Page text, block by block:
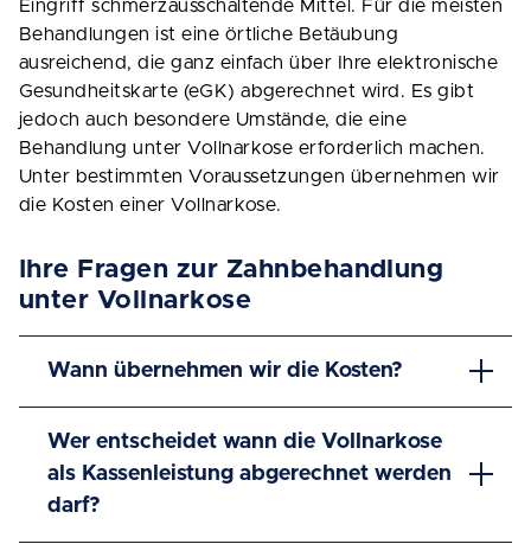
Eingriff schmerzausschaltende Mittel. Für die meisten
Behandlungen ist eine örtliche Betäubung
ausreichend, die ganz einfach über Ihre elektronische
Gesundheitskarte (eGK) abgerechnet wird. Es gibt
jedoch auch besondere Umstände, die eine
Behandlung unter Vollnarkose erforderlich machen.
Unter bestimmten Voraussetzungen übernehmen wir
die Kosten einer Vollnarkose.
Ihre Fragen zur Zahnbehandlung
unter Vollnarkose
Wann übernehmen wir die Kosten?
Wer entscheidet wann die Vollnarkose
als Kassenleistung abgerechnet werden
darf?